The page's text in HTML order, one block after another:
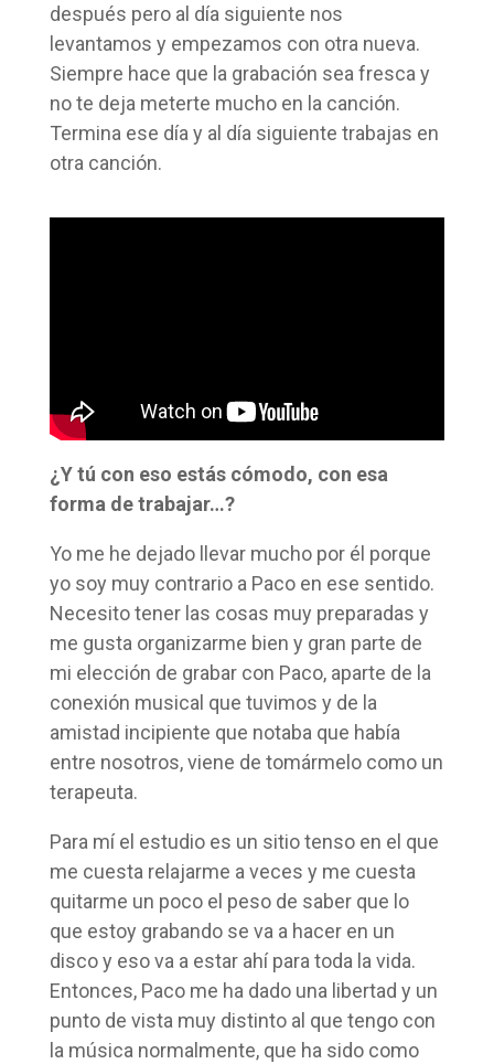
después pero al día siguiente nos
levantamos y empezamos con otra nueva.
Siempre hace que la grabación sea fresca y
no te deja meterte mucho en la canción.
Termina ese día y al día siguiente trabajas en
otra canción.
¿Y tú con eso estás cómodo, con esa
forma de trabajar…?
Yo me he dejado llevar mucho por él porque
yo soy muy contrario a Paco en ese sentido.
Necesito tener las cosas muy preparadas y
me gusta organizarme bien y gran parte de
mi elección de grabar con Paco, aparte de la
conexión musical que tuvimos y de la
amistad incipiente que notaba que había
entre nosotros, viene de tomármelo como un
terapeuta.
Para mí el estudio es un sitio tenso en el que
me cuesta relajarme a veces y me cuesta
quitarme un poco el peso de saber que lo
que estoy grabando se va a hacer en un
disco y eso va a estar ahí para toda la vida.
Entonces, Paco me ha dado una libertad y un
punto de vista muy distinto al que tengo con
la música normalmente, que ha sido como